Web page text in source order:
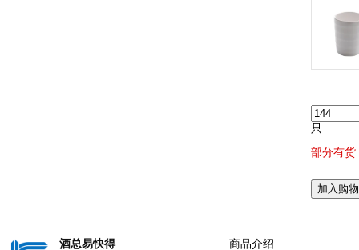
只
部分有货
加入购
酒总易快得
商品介绍